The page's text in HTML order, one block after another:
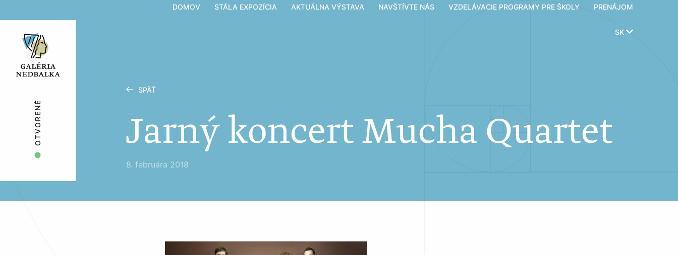
DOMOV STÁLA EXPOZÍCIA AKTUÁLNA VÝSTAVA NAVŠTÍVTE NÁS VZDELÁVACIE PROGRAMY PRE ŠKOLY PRENÁJOM
SK
SPÄŤ
Jarný koncert Mucha Quartet
8. februára 2018
OTVORENÉ